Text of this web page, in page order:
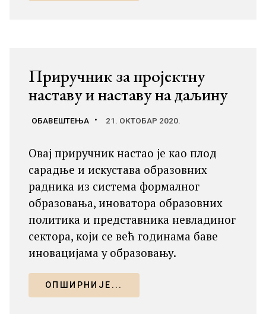
Приручник за пројектну
наставу и наставу на даљину
ОБАВЕШТЕЊА 21. ОКТОБАР 2020.
Овај приручник настао је као плод
сарадње и искустава образовних
радника из система формалног
образовања, иноватора образовних
политика и представника невладиног
сектора, који се већ годинама баве
иновацијама у образовању.
ОПШИРНИЈЕ...